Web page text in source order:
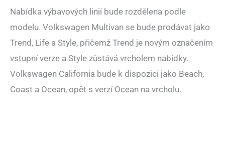
Nabídka výbavových linií bude rozdělena podle
modelu. Volkswagen Multivan se bude prodávat jako
Trend, Life a Style, přičemž Trend je novým označením
vstupní verze a Style zůstává vrcholem nabídky.
Volkswagen California bude k dispozici jako Beach,
Coast a Ocean, opět s verzí Ocean na vrcholu.